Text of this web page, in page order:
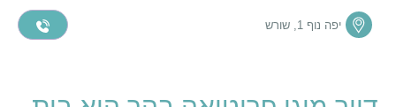
יפה נוף 1, שורש